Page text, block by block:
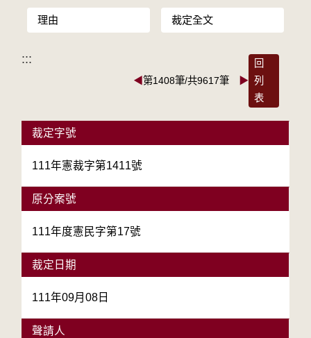
理由 裁定全文
:::
◀第1408筆/共9617筆 ▶
回
列
表
裁定字號
111年憲裁字第1411號
原分案號
111年度憲民字第17號
裁定日期
111年09月08日
聲請人